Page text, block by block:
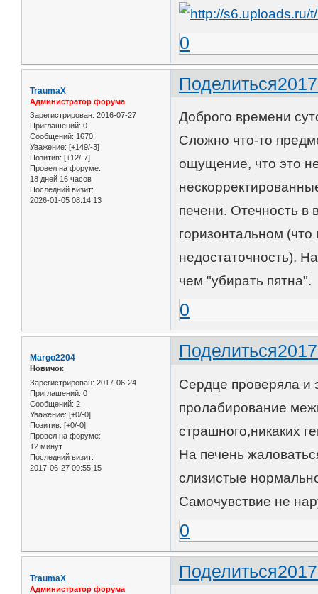
0
Поделиться
TraumaX
Администратор форума
Зарегистрирован: 2016-07-27
Приглашений: 0
Сообщений: 1670
Уважение: [+149/-3]
Позитив: [+12/-7]
Провел на форуме:
18 дней 16 часов
Последний визит:
2026-01-05 08:14:13
Доброго времени
Сложно что-то
ощущение, что это
печени. Отечность в
горизонтальном
недостаточность).
чем "убирать пятна".
0
Поделиться
Margo2204
Новичок
Зарегистрирован: 2017-06-24
Приглашений: 0
Сообщений: 2
Уважение: [+0/-0]
Позитив: [+0/-0]
Провел на форуме:
12 минут
Последний визит:
2017-06-27 09:55:15
Сердце проверяла и
пролабирование
страшного,никаких
На печень
слизистые
Самочувствие не
0
Поделиться
TraumaX
Администратор форума